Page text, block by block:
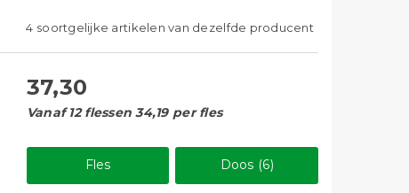
4 soortgelijke artikelen van dezelfde producent
37,30
Vanaf 12 flessen 34,19 per fles
Fles Doos (6)